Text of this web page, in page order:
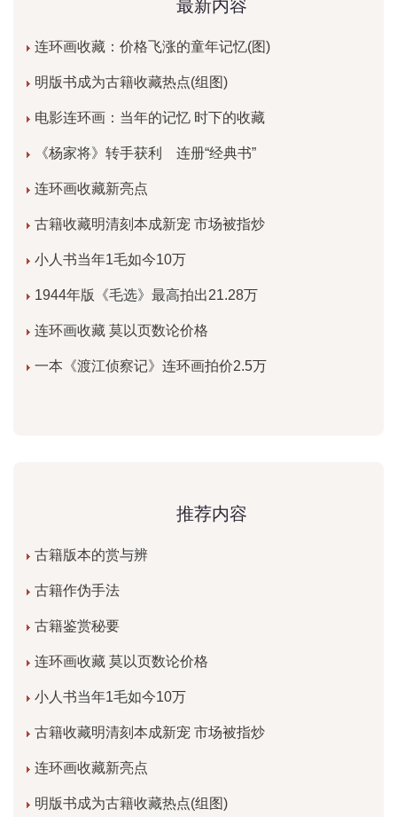
最新内容
连环画收藏：价格飞涨的童年记忆(图)
明版书成为古籍收藏热点(组图)
电影连环画：当年的记忆 时下的收藏
《杨家将》转手获利 连册“经典书”
连环画收藏新亮点
古籍收藏明清刻本成新宠 市场被指炒
小人书当年1毛如今10万
1944年版《毛选》最高拍出21.28万
连环画收藏 莫以页数论价格
一本《渡江侦察记》连环画拍价2.5万
推荐内容
古籍版本的赏与辨
古籍作伪手法
古籍鉴赏秘要
连环画收藏 莫以页数论价格
小人书当年1毛如今10万
古籍收藏明清刻本成新宠 市场被指炒
连环画收藏新亮点
明版书成为古籍收藏热点(组图)